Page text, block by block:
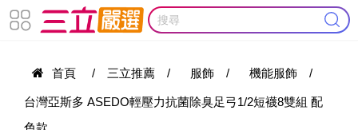
首頁 / 三立推薦 / 服飾 / 機能服飾 /
台灣亞斯多 ASEDO輕壓力抗菌除臭足弓1/2短襪8雙組 配
色款